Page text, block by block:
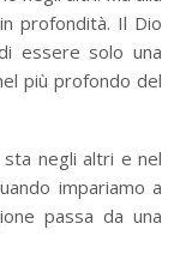
profondità. Il Dio
essere solo una
più profondo del
negli altri e nel
impariamo a
passa da una